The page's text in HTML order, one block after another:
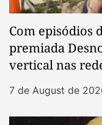
Com episódios
premiada
vertical nas
7 de August de